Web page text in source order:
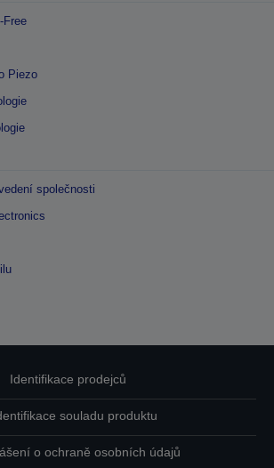
Free
Piezo
společnosti
Identifikace prodejců
souladu produktu
o ochraně osobních údajů